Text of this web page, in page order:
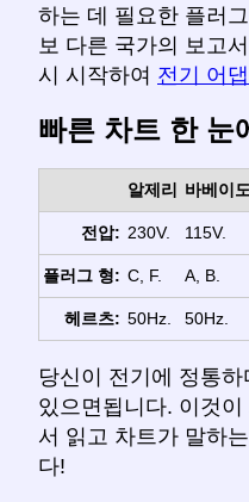
하는 데 필요한 플러
보 다른 국가의 보고
시 시작하여 전기 어
빠른 차트 한 눈
알제리 바베이
전압: 230V. 115V.
플러그 형: C, F. A, B.
헤르츠: 50Hz. 50Hz.
당신이 전기에 정통
있으면됩니다. 이것
서 읽고 차트가 말하
다!